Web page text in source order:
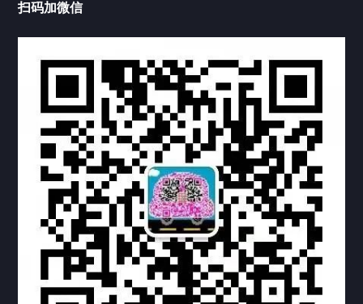
热门标签 TAG
机构链接
联系方式 关于我们
下载与支持
资料下载 视频中心
常见问题
购买流程 版权条款
扫码加微信